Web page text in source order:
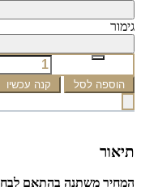
גימור
הוספה לסל קנה עכשיו
תיאור
המחיר משתנה בהתאם